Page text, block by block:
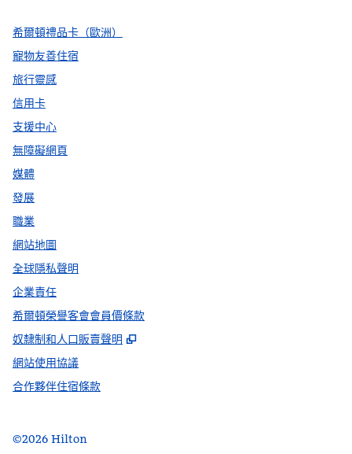
希爾頓禮品卡（歐洲）
寵物友善住宿
旅行靈感
信用卡
支援中心
無障礙網頁
媒體
發展
職業
網站地圖
全球隱私聲明
企業責任
希爾頓榮譽客會會員價條款
奴隸制和人口販賣聲明
,
網站使用協議
合作夥伴住宿條款
©2026 Hilton